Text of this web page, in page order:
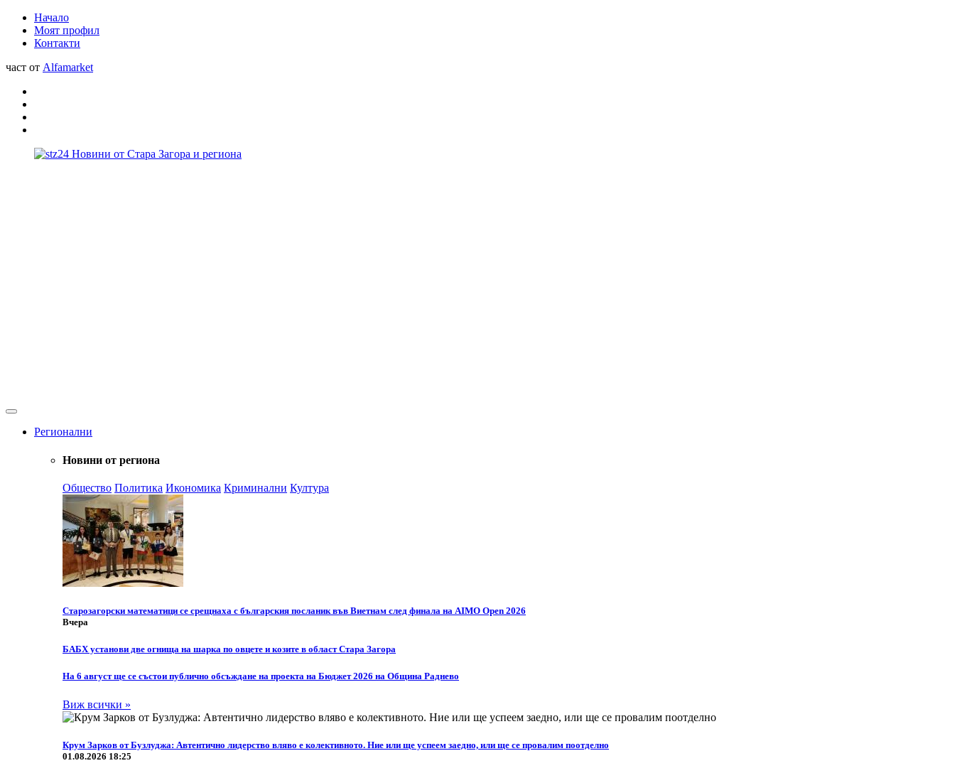
Начало
Моят профил
Контакти
част от Alfamarket
Регионални
Новини от региона
Общество Политика Икономика Криминални Култура
Старозагорски математици се срещнаха с българския посланик във Виетнам след финала на AIMO Open 2026
Вчера
БАБХ установи две огнища на шарка по овцете и козите в област Стара Загора
На 6 август ще се състои публично обсъждане на проекта на Бюджет 2026 на Община Раднево
Виж всички »
Крум Зарков от Бузлуджа: Автентично лидерство вляво е колективното. Ние или ще успеем заедно, или ще се провалим поотделно
01.08.2026 18:25